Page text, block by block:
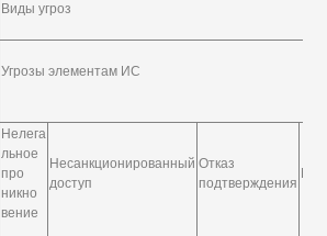
Виды угроз
Угрозы элементам ИС
Нелега
льное
про
никно
вение
Несанкционированный
доступ
Отказ
подтверждения